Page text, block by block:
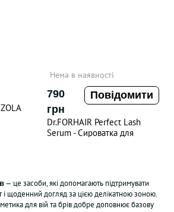
Нема в наявності
790
грн
Повідомити
Dr.FORHAIR Perfect Lash
Serum - Сироватка для
— це засоби, які допомагають підтримувати
щоденний догляд за цією делікатною зоною.
для вій та брів добре доповнює базову